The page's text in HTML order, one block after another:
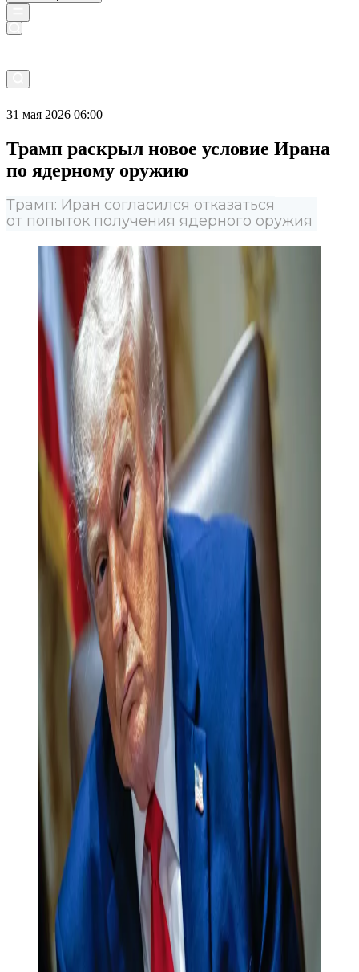
31 мая 2026 06:00
Трамп раскрыл новое условие Ирана
по ядерному оружию
Трамп: Иран согласился отказаться
от попыток получения ядерного оружия